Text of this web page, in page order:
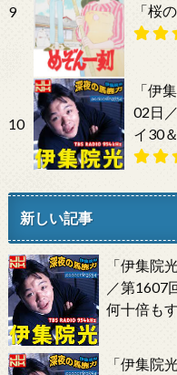
9
「桜
10
「伊
02日
イ30
新しい記事
「伊集院
／第1607
何十倍も
「伊集院